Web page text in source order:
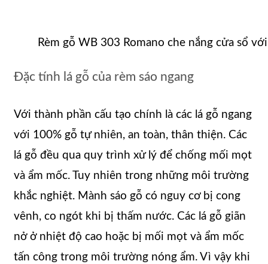
Rèm gỗ WB 303 Romano che nắng cửa sổ
Đặc tính lá gỗ của rèm sáo ngang
Với thành phần cấu tạo chính là các lá gỗ ngang
với 100% gỗ tự nhiên, an toàn, thân thiện. Các
lá gỗ đều qua quy trình xử lý để chống mối mọt
và ẩm mốc. Tuy nhiên trong những môi trường
khắc nghiệt. Mành sáo gỗ có nguy cơ bị cong
vênh, co ngót khi bị thấm nước. Các lá gỗ giãn
nở ở nhiệt độ cao hoặc bị mối mọt và ẩm mốc
tấn công trong môi trường nóng ẩm. Vì vậy khi